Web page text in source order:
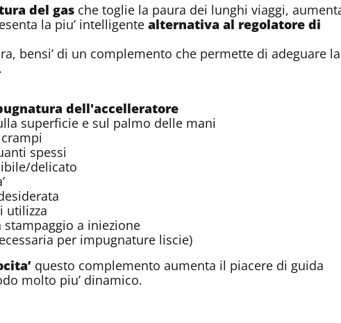
del gas che toglie la paura dei lunghi viaggi,
la piu’ intelligente alternativa al regolatore di
bensi’ di un complemento che permette di adeguare la
dell'accelleratore
superficie e sul palmo delle mani
spessi
delicato
utilizza
a iniezione
per impugnature liscie)
questo complemento aumenta il piacere di guida
molto piu’ dinamico.